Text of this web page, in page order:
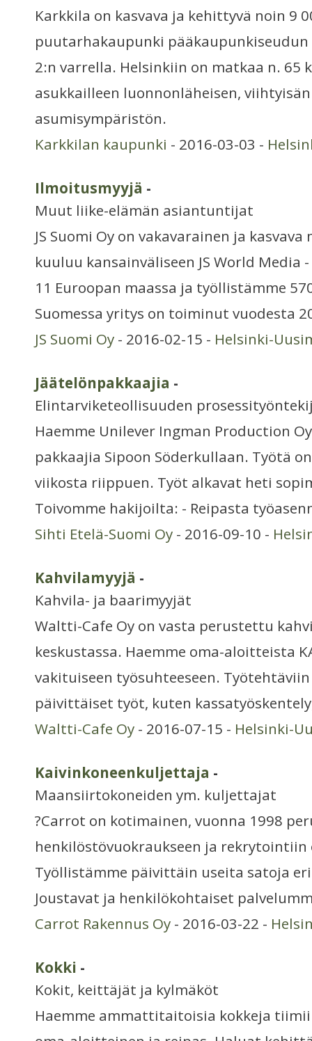
Karkkila on kasvava ja kehittyvä noin 9
puutarhakaupunki
2:n varrella. Helsinkiin on matkaa n. 65
asukkailleen luonnonläheisen,
asumisympäristön.
Karkkilan kaupunki - 2016-03-03 -
Ilmoitusmyyjä -
Muut liike-elämän asiantuntijat
JS Suomi Oy on vakavarainen ja
kuuluu kansainväliseen JS World Media
11 Euroopan maassa ja työllistämme
Suomessa yritys on toiminut vuodesta
JS Suomi Oy - 2016-02-15 - Helsinki-
Jäätelönpakkaajia -
Elintarviketeollisuuden
Haemme Unilever Ingman Production
pakkaajia Sipoon Söderkullaan. Työtä
viikosta riippuen. Työt alkavat heti
Toivomme hakijoilta: - Reipasta
Sihti Etelä-Suomi Oy - 2016-09-10 -
Kahvilamyyjä -
Kahvila- ja baarimyyjät
Waltti-Cafe Oy on vasta perustettu
keskustassa. Haemme oma-aloitteista
vakituiseen työsuhteeseen.
päivittäiset työt, kuten
Waltti-Cafe Oy - 2016-07-15 - Helsinki-
Kaivinkoneenkuljettaja -
Maansiirtokoneiden ym. kuljettajat
?Carrot on kotimainen, vuonna 1998
henkilöstövuokraukseen ja
Työllistämme päivittäin useita satoja
Joustavat ja henkilökohtaiset
Carrot Rakennus Oy - 2016-03-22 -
Kokki -
Kokit, keittäjät ja kylmäköt
Haemme ammattitaitoisia kokkeja